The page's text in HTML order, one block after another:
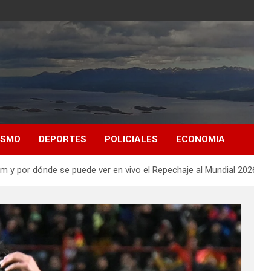
DEPORTES POLICIALES ECONOMIA
y por dónde se puede ver en vivo el Repechaje al Mundial